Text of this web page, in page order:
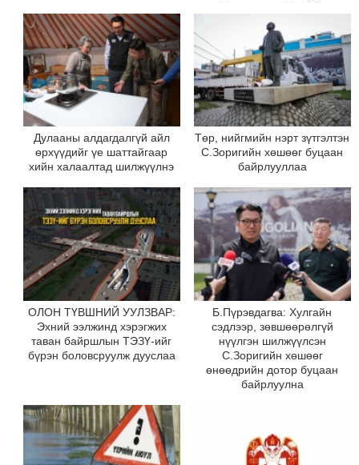
Дулааны алдагдалгүй айл
өрхүүдийг үе шаттайгаар
хийн халаалтад шилжүүлнэ
Төр, нийгмийн нэрт зүтгэлтэн
С.Зоригийн хөшөөг буцаан
байрлууллаа
ОЛОН ТҮВШНИЙ УУЛЗВАР:
Эхний ээлжинд хэрэгжих
таван байршлын ТЭЗҮ-ийг
бүрэн боловсруулж дууслаа
Б.Пүрэвдагва: Хулгайн
сэдлээр, зөвшөөрөлгүй
нүүлгэн шилжүүлсэн
С.Зоригийн хөшөөг
өнөөдрийн дотор буцаан
байрлуулна